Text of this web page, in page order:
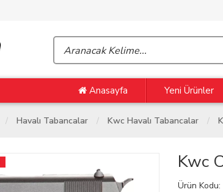
Anasayfa Yeni Ürünler
Havalı Tabancalar Kwc Havalı Tabancalar
Kwc
Ürün Kodu: